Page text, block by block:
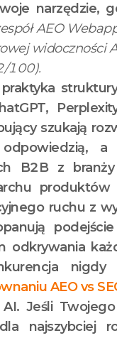
narzędzie,
AEO
widoczności
100).
szukają
B2B z
ruchu z
odkrywania
nigdy
AEO vs
Jeśli
najszybciej